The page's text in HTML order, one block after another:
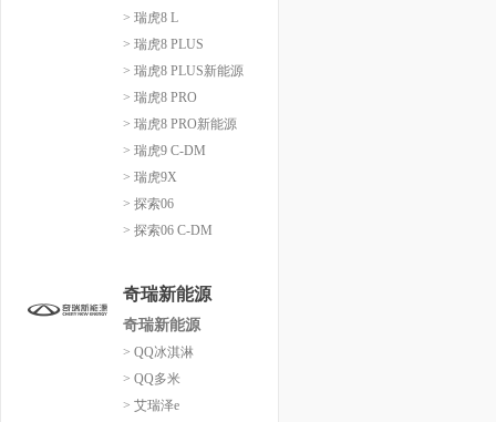
> 瑞虎8 L
> 瑞虎8 PLUS
> 瑞虎8 PLUS新能源
> 瑞虎8 PRO
> 瑞虎8 PRO新能源
> 瑞虎9 C-DM
> 瑞虎9X
> 探索06
> 探索06 C-DM
奇瑞新能源
奇瑞新能源
> QQ冰淇淋
> QQ多米
> 艾瑞泽e